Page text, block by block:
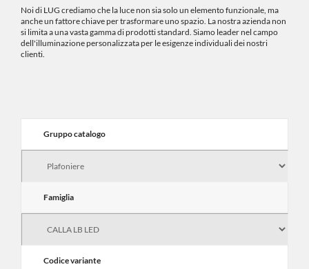
Noi di LUG crediamo che la luce non sia solo un elemento funzionale, ma
anche un fattore chiave per trasformare uno spazio. La nostra azienda non
si limita a una vasta gamma di prodotti standard. Siamo leader nel campo
dell'illuminazione personalizzata per le esigenze individuali dei nostri
clienti.
Gruppo catalogo
Famiglia
Codice variante